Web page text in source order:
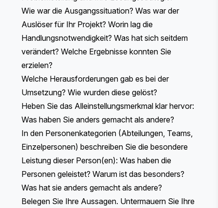
Wie war die Ausgangssituation? Was war der
Auslöser für Ihr Projekt? Worin lag die
Handlungsnotwendigkeit? Was hat sich seitdem
verändert? Welche Ergebnisse konnten Sie
erzielen?
Welche Herausforderungen gab es bei der
Umsetzung? Wie wurden diese gelöst?
Heben Sie das Alleinstellungsmerkmal klar hervor:
Was haben Sie anders gemacht als andere?
In den Personenkategorien (Abteilungen, Teams,
Einzelpersonen) beschreiben Sie die besondere
Leistung dieser Person(en): Was haben die
Personen geleistet? Warum ist das besonders?
Was hat sie anders gemacht als andere?
Belegen Sie Ihre Aussagen. Untermauern Sie Ihre